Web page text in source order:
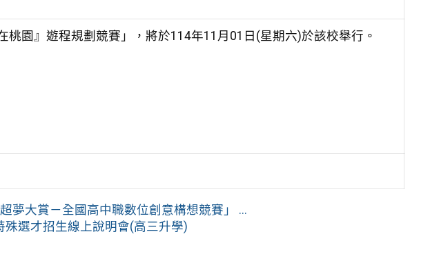
桃園』遊程規劃競賽」，將於114年11月01日(星期六)於該校舉行。
夢大賞－全國高中職數位創意構想競賽」 ...
選才招生線上說明會(高三升學)